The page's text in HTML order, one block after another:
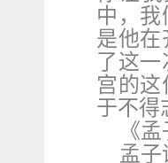
中，
是他在
了这
宫的
于不得
《
孟